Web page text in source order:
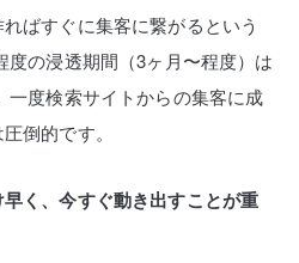
ばすぐに集客に繋がるという
度の浸透期間（3ヶ月〜程度）は
一度検索サイトからの集客に成
倒的です。
く、今すぐ動き出すことが重